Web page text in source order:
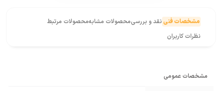
مشخصات فنی نقد و بررسیمحصولات مشابهمحصولات مرتبط
نظرات کاربران
مشخصات عمومی